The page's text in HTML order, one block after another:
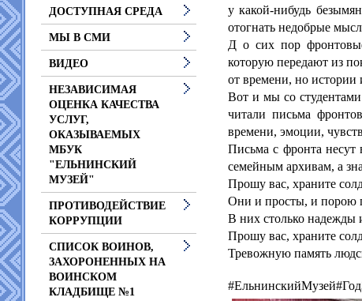
у какой-нибудь
отогнать недобрые
Д о сих пор
которую передают из
от времени, но истории
Вот и мы со студентами
читали письма
времени, эмоции,
Письма с фронта несут
семейным архивам, а
Прошу вас, храните
Они и просты, и порою
В них столько надежды
Прошу вас, храните
Тревожную память
ДОСТУПНАЯ СРЕДА
МЫ В СМИ
ВИДЕО
НЕЗАВИСИМАЯ
ОЦЕНКА КАЧЕСТВА
УСЛУГ,
ОКАЗЫВАЕМЫХ
МБУК
"ЕЛЬНИНСКИЙ
МУЗЕЙ"
ПРОТИВОДЕЙСТВИЕ
КОРРУПЦИИ
СПИСОК ВОИНОВ,
ЗАХОРОНЕННЫХ НА
ВОИНСКОМ
КЛАДБИЩЕ №1